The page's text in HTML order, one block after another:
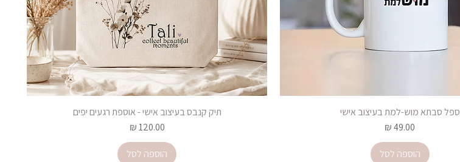
ספל סבתא מוש-למת בעיצוב אישי
מחיר
הוספה לסל
תיק קנבס בעיצוב אישי - אוספת רגעים יפים
מחיר
הוספה לסל